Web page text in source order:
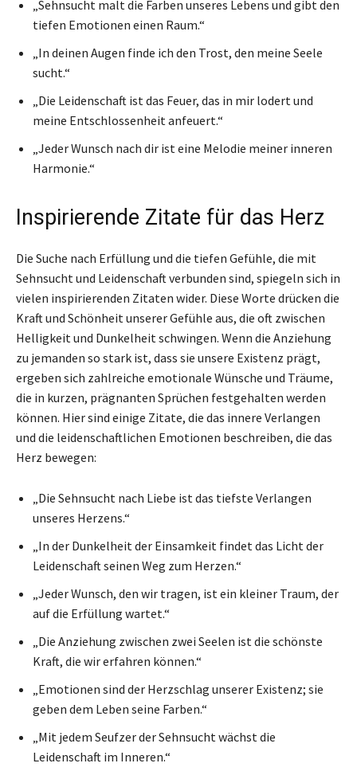
„Sehnsucht malt die Farben unseres Lebens und gibt den
tiefen Emotionen einen Raum.“
„In deinen Augen finde ich den Trost, den meine Seele
sucht.“
„Die Leidenschaft ist das Feuer, das in mir lodert und
meine Entschlossenheit anfeuert.“
„Jeder Wunsch nach dir ist eine Melodie meiner inneren
Harmonie.“
Inspirierende Zitate für das Herz
Die Suche nach Erfüllung und die tiefen Gefühle, die mit
Sehnsucht und Leidenschaft verbunden sind, spiegeln sich in
vielen inspirierenden Zitaten wider. Diese Worte drücken die
Kraft und Schönheit unserer Gefühle aus, die oft zwischen
Helligkeit und Dunkelheit schwingen. Wenn die Anziehung
zu jemanden so stark ist, dass sie unsere Existenz prägt,
ergeben sich zahlreiche emotionale Wünsche und Träume,
die in kurzen, prägnanten Sprüchen festgehalten werden
können. Hier sind einige Zitate, die das innere Verlangen
und die leidenschaftlichen Emotionen beschreiben, die das
Herz bewegen:
„Die Sehnsucht nach Liebe ist das tiefste Verlangen
unseres Herzens.“
„In der Dunkelheit der Einsamkeit findet das Licht der
Leidenschaft seinen Weg zum Herzen.“
„Jeder Wunsch, den wir tragen, ist ein kleiner Traum, der
auf die Erfüllung wartet.“
„Die Anziehung zwischen zwei Seelen ist die schönste
Kraft, die wir erfahren können.“
„Emotionen sind der Herzschlag unserer Existenz; sie
geben dem Leben seine Farben.“
„Mit jedem Seufzer der Sehnsucht wächst die
Leidenschaft im Inneren.“